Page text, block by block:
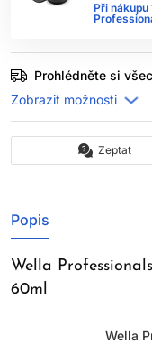
Při nákupu
Prohlédněte si
Zeptat
Popis
Wella
60ml
Wella